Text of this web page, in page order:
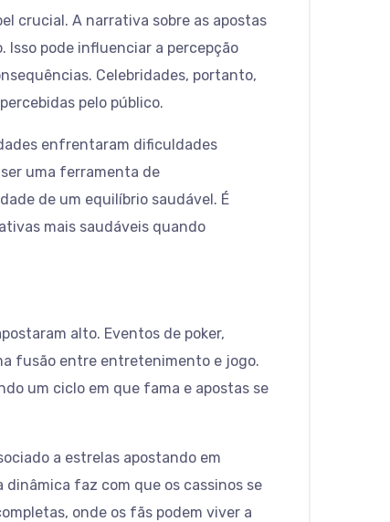
crucial. A narrativa sobre as apostas
pode influenciar a percepção
Celebridades, portanto,
pelo público.
enfrentaram dificuldades
uma ferramenta de
de um equilíbrio saudável. É
mais saudáveis quando
alto. Eventos de poker,
fusão entre entretenimento e jogo.
um ciclo em que fama e apostas se
a estrelas apostando em
faz com que os cassinos se
onde os fãs podem viver a